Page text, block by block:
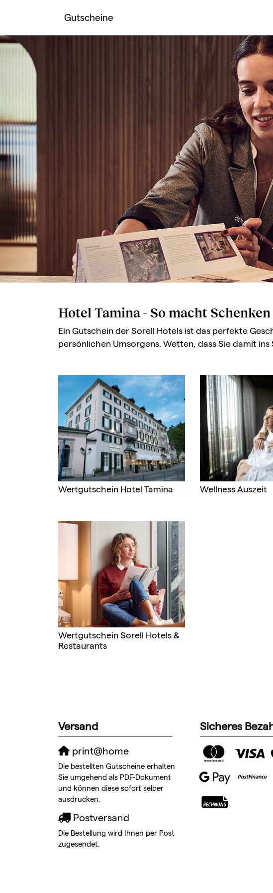
Gutscheine
Hotel Tamina - So macht
Ein Gutschein der Sorell Hotels ist das perfekte
persönlichen Umsorgens. Wetten, dass Sie damit
Wertgutschein Hotel Tamina Wellness Auszeit
Wertgutschein Sorell Hotels &
Restaurants
Versand
print@home
Die bestellten Gutscheine erhalten
Sie umgehend als PDF-Dokument
und können diese sofort selber
ausdrucken.
Postversand
Die Bestellung wird Ihnen per Post
zugesendet.
Sicheres